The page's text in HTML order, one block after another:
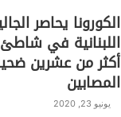
الكورونا يحاصر
اللبنانية في
أكثر من عشرين
المصابين
يونيو 23, 2020